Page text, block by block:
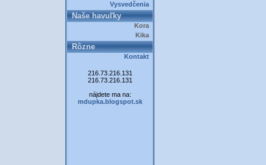
Vysvedčenia
Naše havuľky
Kora
Kika
Rôzne
Kontakt
216.73.216.131
216.73.216.131
nájdete ma na:
mdupka.blogspot.sk